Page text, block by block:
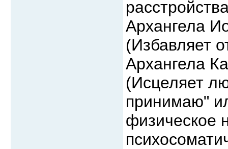
Архангела
(Избавляет
Архангела
(Исцеляет
принимаю"
физическое